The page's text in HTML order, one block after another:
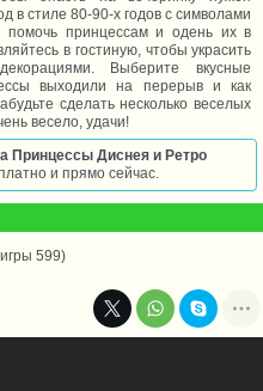
в стиле 80-90-х годов с символами
принцессам и одень их в
в гостиную, чтобы украсить
Выберите вкусные
выходили на перерыв и как
сделать несколько веселых
весело, удачи!
Принцессы Диснея и Ретро
и прямо сейчас.
599)